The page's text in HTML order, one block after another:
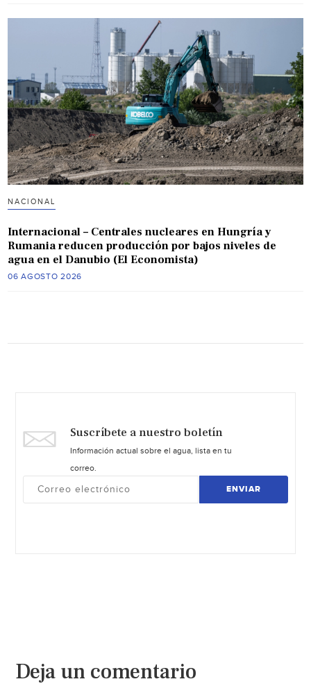
NACIONAL
Internacional – Centrales nucleares en Hungría y
Rumania reducen producción por bajos niveles de
agua en el Danubio (El Economista)
06 AGOSTO 2026
Suscríbete a nuestro boletín
Información actual sobre el agua, lista en tu
correo.
ENVIAR
Deja un comentario